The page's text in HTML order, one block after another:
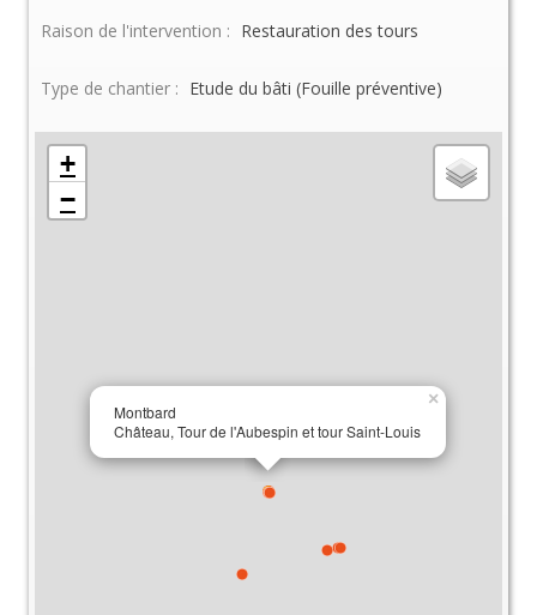
Raison de l'intervention : Restauration des tours
Type de chantier : Etude du bâti (Fouille préventive)
Montbard
Château, Tour de l'Aubespin et tour Saint-Louis
×
+
−